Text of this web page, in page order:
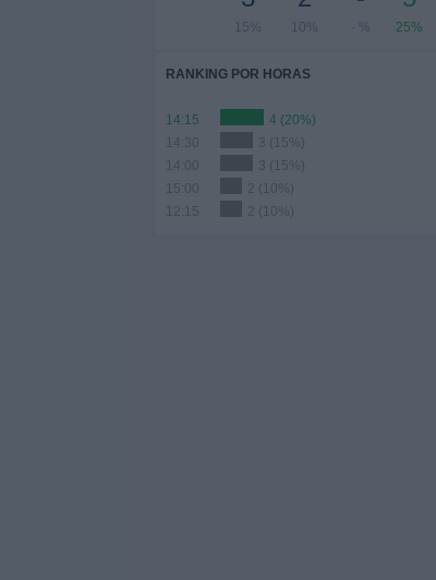
15% 10% - % 25%
RANKING POR HORAS
14:15
4 (20%)
14:30
3 (15%)
3 (15%)
15:00
2 (10%)
12:15
2 (10%)